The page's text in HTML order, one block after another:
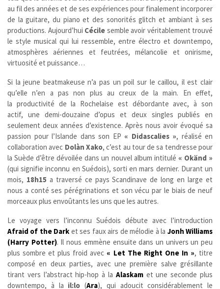
au fil des années et de ses expériences pour finalement incorporer
de la guitare, du piano et des sonorités glitch et ambiant à ses
productions. Aujourd’hui Cécile semble avoir véritablement trouvé
le style musical qui lui ressemble, entre électro et downtempo,
atmosphères aériennes et feutrées, mélancolie et onirisme,
virtuosité et puissance…
Si la jeune beatmakeuse n’a pas un poil sur le caillou, il est clair
qu’elle n’en a pas non plus au creux de la main. En effet,
la productivité de la Rochelaise est débordante avec, à son
actif, une demi-douzaine d’opus et deux singles publiés en
seulement deux années d’existence. Après nous avoir évoqué sa
passion pour l’Islande dans son EP « Didascalies », réalisé en
collaboration avec Dolàn Xako, c’est au tour de sa tendresse pour
la Suède d’être dévoilée dans un nouvel album intitulé « Okänd »
(qui signifie inconnu en Suédois), sorti en mars dernier. Durant un
mois, 18h15 a traversé ce pays Scandinave de long en large et
nous a conté ses pérégrinations et son vécu par le biais de neuf
morceaux plus envoûtants les uns que les autres.
Le voyage vers l’inconnu Suédois débute avec l’introduction
Afraid of the Dark et ses faux airs de mélodie à la Jonh Williams
(Harry Potter). Il nous emmène ensuite dans un univers un peu
plus sombre et plus froid avec « Let The Right One In », titre
composé en deux parties, avec une première salve grésillante
tirant vers l’abstract hip-hop à la Alaskamet une seconde plus
downtempo, à la il:lo (Ara), qui adoucit considérablement le